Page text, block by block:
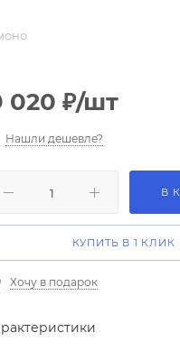
020 ₽/шт
Нашли дешевле?
В
КУПИТЬ В 1 КЛИК
Хочу в подарок